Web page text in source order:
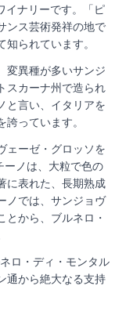
イナリーです。「ピ
ンス芸術発祥の地で
られています。
変異種が多いサンジ
スカーナ州で造られ
と言い、イタリアを
っています。
ェーゼ・グロッソを
ーノは、大粒で色の
に表れた、長期熟成
ノでは、サンジョヴ
とから、ブルネロ・
ロ・ディ・モンタル
通から絶大なる支持